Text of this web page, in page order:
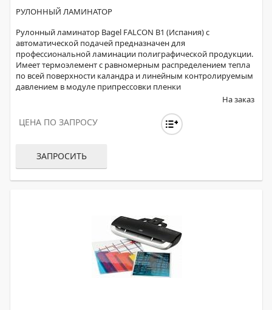
РУЛОННЫЙ ЛАМИНАТОР
Рулонный ламинатор Bagel FALCON B1 (Испания) с
автоматической подачей предназначен для
профессиональной ламинации полиграфической продукции.
Имеет термоэлемент c равномерным распределением тепла
по всей поверхности каландра и линейным контролируемым
давлением в модуле припрессовки пленки
На заказ
ЦЕНА ПО ЗАПРОСУ
ЗАПРОСИТЬ